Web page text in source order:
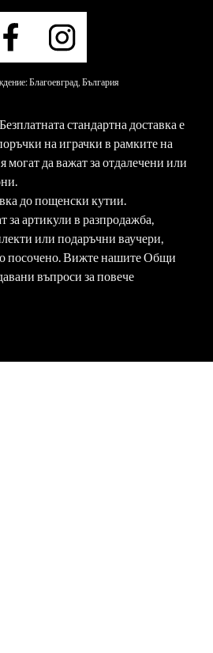
Благоевград, България
стандартна доставка е
на играчки в рамките на
да важат за отдалечени или
до пощенски кутии.
за артикули в разпродажба,
или подаръчни ваучери,
посочено. Вижте нашите Общи
въпроси за повече